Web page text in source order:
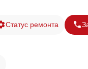
Статус ремонта